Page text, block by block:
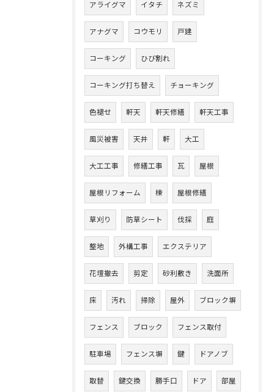
アライグマ イタチ ネズミ
アナグマ コウモリ 戸建
コーキング ひび割れ
コーキング打ち替え チョーキング
色褪せ 軒天 軒天修繕 軒天工事
風災被害 天井 軒 大工
大工工事 修繕工事 瓦 屋根
屋根リフォーム 棟 屋根修繕
草刈り 防草シート 伐採 庭
整地 外構工事 エクステリア
花壇撤去 剪定 砂利敷き 洗面所
床 汚れ 掃除 屋外 ブロック塀
フェンス ブロック フェンス取付
駐車場 フェンス塀 鍵 ドアノブ
取替 鍵交換 勝手口 ドア 部屋